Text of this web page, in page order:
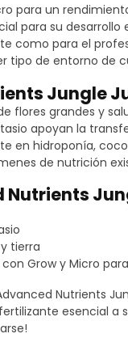
para un
para su
como para el
tipo de entorno de
Jungle
flores grandes y
apoyan la
en hidroponía,
de nutrición
tierra
Grow y Micro
Nutrients
esencial a